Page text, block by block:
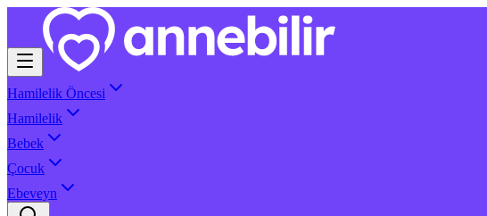
Hamilelik Öncesi
Hamilelik
Bebek
Çocuk
Ebeveyn